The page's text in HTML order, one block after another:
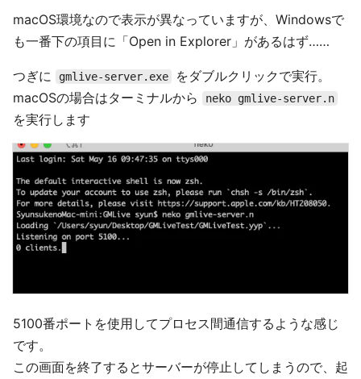
macOS環境なので表示が異なっていますが、Windowsで
も一番下の項目に「Open in Explorer」があるはず……
つぎに gmlive-server.exe
をダブルクリックで実行。
macOSの場合はターミナルから
neko gmlive-server.n
を実行します
5100番ポートを使用してプロセス間通信するような感じ
です。
この画面を終了するとサーバーが停止してしまうので、起